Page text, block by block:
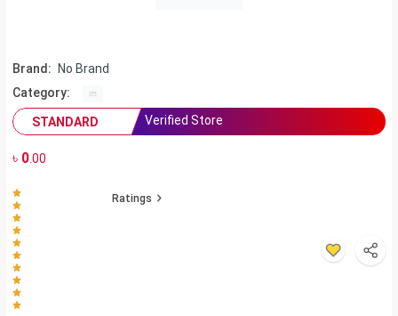
Brand:
No Brand
Category:
STANDARD
Verified Store
৳ 0.00
Ratings